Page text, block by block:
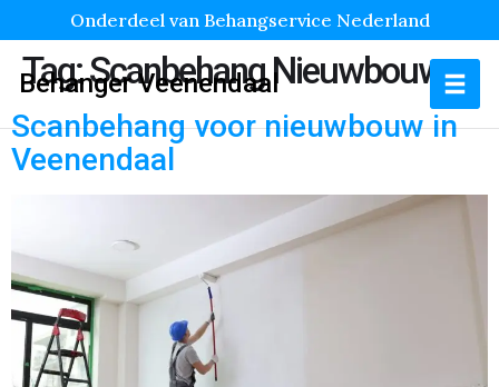
Onderdeel van Behangservice Nederland
Behanger Veenendaal
Tag:Scanbehang Nieuwbouw
Scanbehang voor nieuwbouw in
Veenendaal